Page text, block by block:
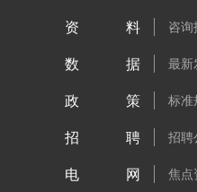
资料 咨询
数据 最新
政策 标准
招聘 招聘
电网 焦点